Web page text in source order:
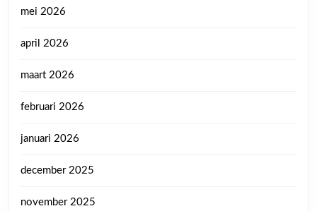
mei 2026
april 2026
maart 2026
februari 2026
januari 2026
december 2025
november 2025